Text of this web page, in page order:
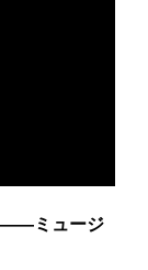
――ミュージ